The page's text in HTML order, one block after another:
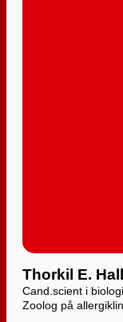
Thorkil E.
Cand.scient i
Zoolog på